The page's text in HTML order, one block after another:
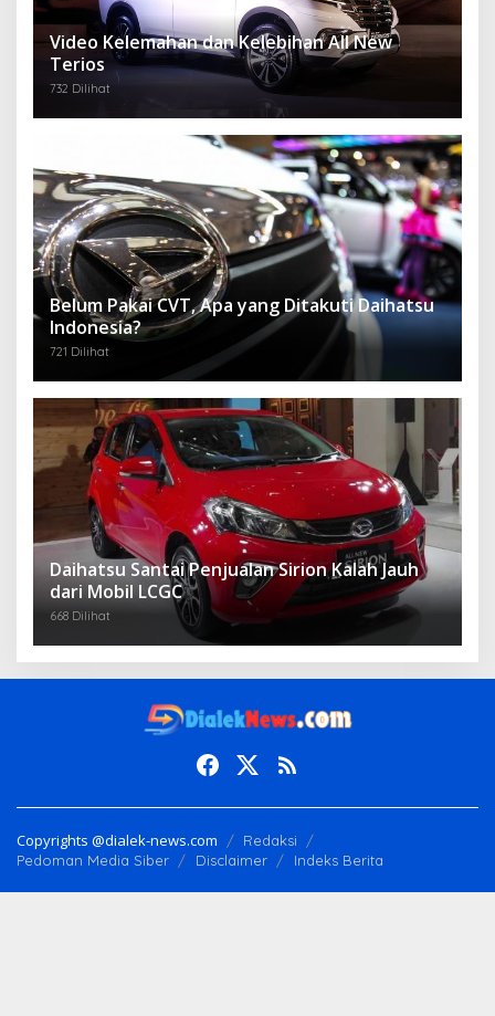
Video Kelemahan dan Kelebihan All New
Terios
732 Dilihat
Belum Pakai CVT, Apa yang Ditakuti Daihatsu
Indonesia?
721 Dilihat
Daihatsu Santai Penjualan Sirion Kalah Jauh
dari Mobil LCGC
668 Dilihat
Copyrights @dialek-news.com
Redaksi
Pedoman Media Siber
Disclaimer Indeks Berita